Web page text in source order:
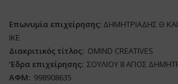
Επωνυμία επιχείρησης: ΔΗΜΗΤΡΙΑΔΗΣ Θ
ΙΚΕ
Διακριτικός τίτλος: ΟΜΙΝD CREATIVES
‘Eδρα επιχείρησης: ΣΟΥΛΙΟΥ 8 ΑΓΙΟΣ
ΑΦΜ: 998908635